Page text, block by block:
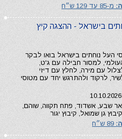
מ-85 עד 129 ש״ח
בישראל - ההצגה קיץ
העל נוחתים בישראל בואו לבקר
למסור חבילה עם ג'ט,
עם מירה, לחלץ עם דיזי
לרקוד ולהתרגש יחד עם מטוסי
שבע, אשדוד, פתח תקווה, שוהם,
גן שמואל, קיבוץ יגור